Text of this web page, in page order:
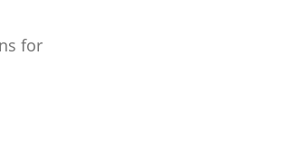
for